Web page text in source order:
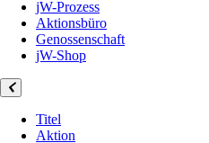
jW-Prozess
Aktionsbüro
Genossenschaft
jW-Shop
Titel
Aktion